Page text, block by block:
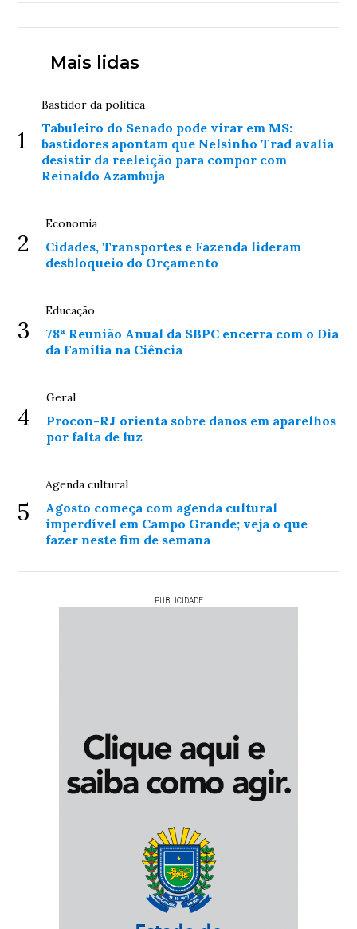
Mais lidas
1
Bastidor da política
Tabuleiro do Senado pode virar em MS:
bastidores apontam que Nelsinho Trad avalia
desistir da reeleição para compor com
Reinaldo Azambuja
2
Economia
Cidades, Transportes e Fazenda lideram
desbloqueio do Orçamento
3
Educação
78ª Reunião Anual da SBPC encerra com o Dia
da Família na Ciência
4
Geral
Procon-RJ orienta sobre danos em aparelhos
por falta de luz
5
Agenda cultural
Agosto começa com agenda cultural
imperdível em Campo Grande; veja o que
fazer neste fim de semana
PUBLICIDADE